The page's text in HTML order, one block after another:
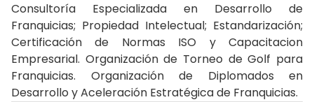
Consultoría Especializada en Desarrollo de
Franquicias; Propiedad Intelectual; Estandarización;
Certificación de Normas ISO y Capacitacion
Empresarial. Organización de Torneo de Golf para
Franquicias. Organización de Diplomados en
Desarrollo y Aceleración Estratégica de Franquicias.